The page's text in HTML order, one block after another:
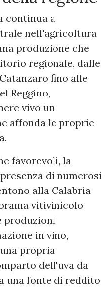
continua a
nell'agricoltura
produzione che
regionale, dalle
fino alle
Reggino,
vivo un
affonda le proprie
favorevoli, la
di numerosi
alla Calabria
vitivinicolo
produzioni
in vino,
propria
dell'uva da
una fonte di reddito